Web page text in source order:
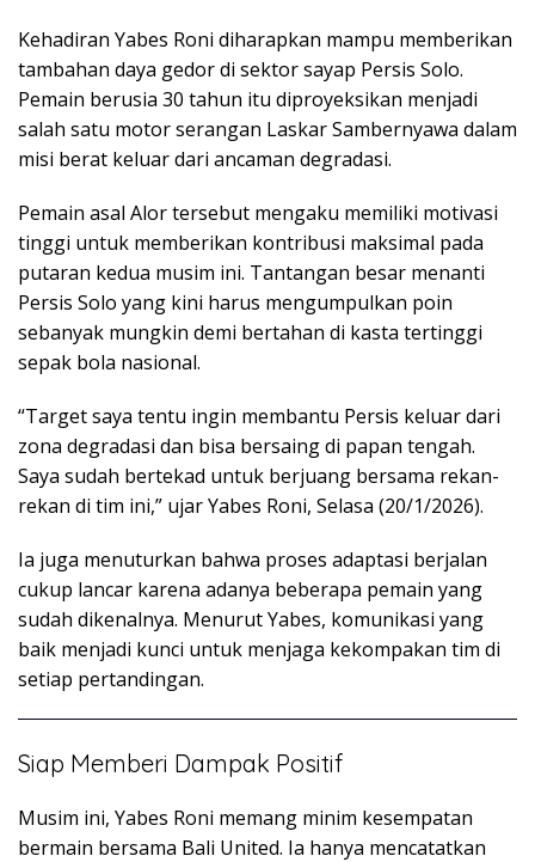
Kehadiran Yabes Roni diharapkan mampu memberikan
tambahan daya gedor di sektor sayap Persis Solo.
Pemain berusia 30 tahun itu diproyeksikan menjadi
salah satu motor serangan Laskar Sambernyawa dalam
misi berat keluar dari ancaman degradasi.
Pemain asal Alor tersebut mengaku memiliki motivasi
tinggi untuk memberikan kontribusi maksimal pada
putaran kedua musim ini. Tantangan besar menanti
Persis Solo yang kini harus mengumpulkan poin
sebanyak mungkin demi bertahan di kasta tertinggi
sepak bola nasional.
“Target saya tentu ingin membantu Persis keluar dari
zona degradasi dan bisa bersaing di papan tengah.
Saya sudah bertekad untuk berjuang bersama rekan-
rekan di tim ini,” ujar Yabes Roni, Selasa (20/1/2026).
Ia juga menuturkan bahwa proses adaptasi berjalan
cukup lancar karena adanya beberapa pemain yang
sudah dikenalnya. Menurut Yabes, komunikasi yang
baik menjadi kunci untuk menjaga kekompakan tim di
setiap pertandingan.
Siap Memberi Dampak Positif
Musim ini, Yabes Roni memang minim kesempatan
bermain bersama Bali United. Ia hanya mencatatkan